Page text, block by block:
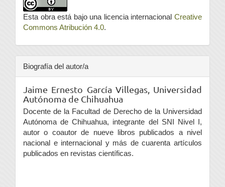
Esta obra está bajo una licencia internacional Creative
Commons Atribución 4.0.
Biografía del autor/a
Jaime Ernesto García Villegas, Universidad
Autónoma de Chihuahua
Docente de la Facultad de Derecho de la Universidad
Autónoma de Chihuahua, integrante del SNI Nivel I,
autor o coautor de nueve libros publicados a nivel
nacional e internacional y más de cuarenta artículos
publicados en revistas científicas.